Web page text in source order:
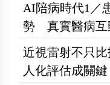
AI陪病時代1／
勢 真實醫病互
近視雷射不只
人化評估成關鍵